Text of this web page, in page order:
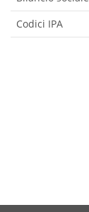
Codici IPA